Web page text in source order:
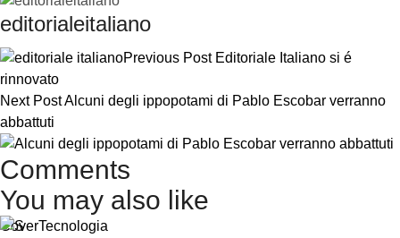
editorialeitaliano
Previous Post Editoriale Italiano si é
rinnovato
Next PostAlcuni degli ippopotami di Pablo Escobar verranno
abbattuti
Comments
You may also like
CoverTecnologia